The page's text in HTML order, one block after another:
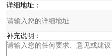
详细地址：
补充说明：